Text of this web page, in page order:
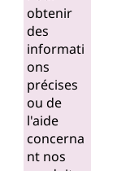
obtenir
des
informati
ons
précises
ou de
l'aide
concerna
nt nos